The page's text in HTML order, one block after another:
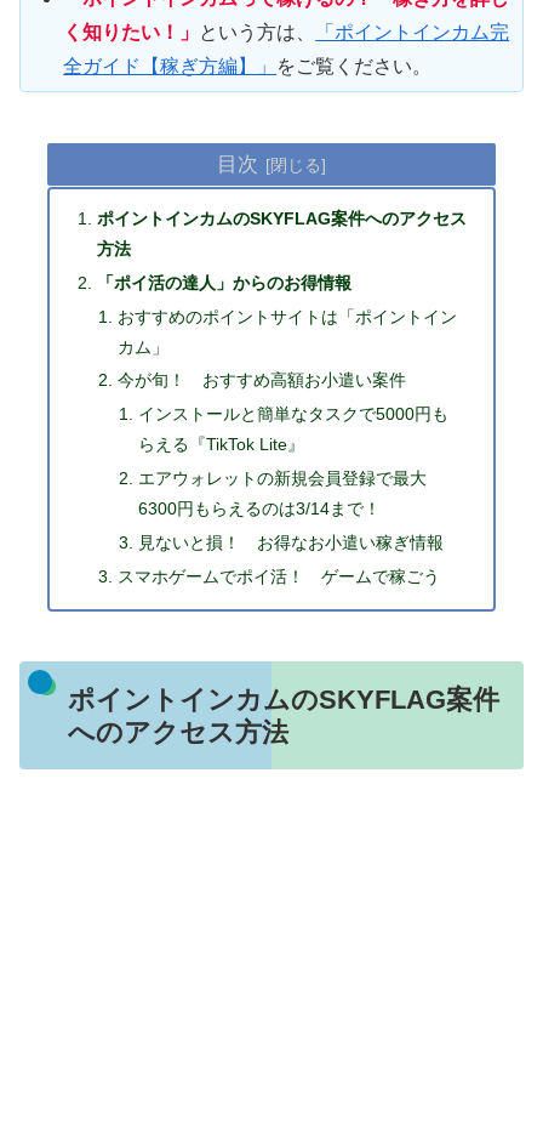
く知りたい！」 という方は、
「ポイントインカム完
全ガイド【稼ぎ方編】」
をご覧ください。
目次
ポイントインカムのSKYFLAG案件へのアクセス
方法
「ポイ活の達人」からのお得情報
おすすめのポイントサイトは「ポイントイン
カム」
今が旬！ おすすめ高額お小遣い案件
インストールと簡単なタスクで5000円も
らえる『TikTok Lite』
エアウォレットの新規会員登録で最大
6300円もらえるのは3/14まで！
見ないと損！ お得なお小遣い稼ぎ情報
スマホゲームでポイ活！ ゲームで稼ごう
ポイントインカムのSKYFLAG案件
へのアクセス方法